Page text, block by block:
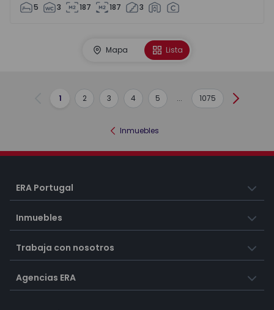
5 3 187 187 3
Mapa Lista
Anterior
1 2 3 4 5 ... 1075
Inmuebles
ERA Portugal
Inmuebles
Trabaja con nosotros
Agencias ERA